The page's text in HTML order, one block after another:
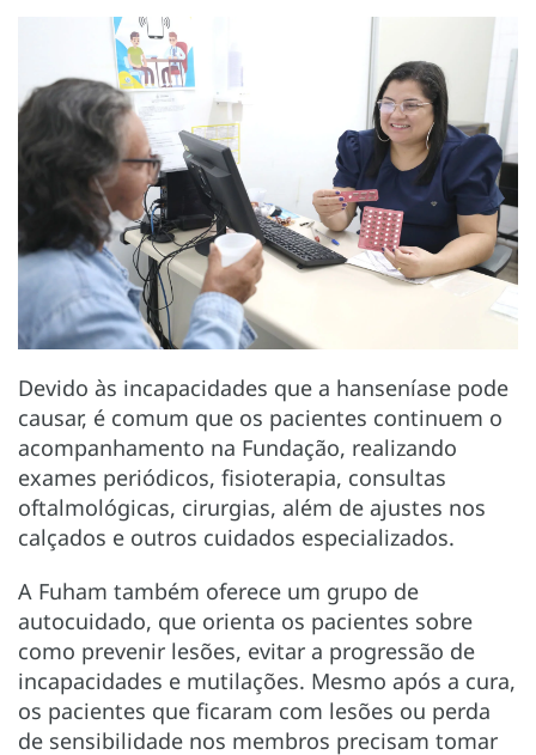
Devido às incapacidades que a hanseníase pode
causar, é comum que os pacientes continuem o
acompanhamento na Fundação, realizando
exames periódicos, fisioterapia, consultas
oftalmológicas, cirurgias, além de ajustes nos
calçados e outros cuidados especializados.
A Fuham também oferece um grupo de
autocuidado, que orienta os pacientes sobre
como prevenir lesões, evitar a progressão de
incapacidades e mutilações. Mesmo após a cura,
os pacientes que ficaram com lesões ou perda
de sensibilidade nos membros precisam tomar